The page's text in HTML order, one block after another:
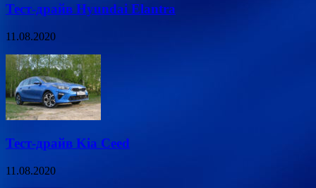
Тест-драйв Hyundai Elantra
11.08.2020
Тест-драйв Kia Ceed
11.08.2020